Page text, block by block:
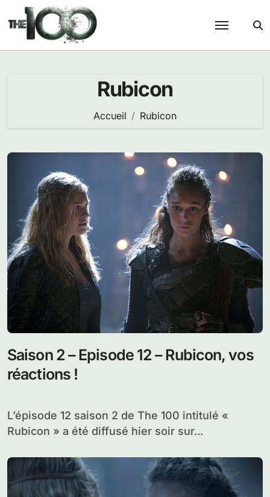
Passer
au
contenu
Rubicon
Accueil Rubicon
Saison 2 – Episode 12 – Rubicon, vos
réactions !
L’épisode 12 saison 2 de The 100 intitulé «
Rubicon » a été diffusé hier soir sur...